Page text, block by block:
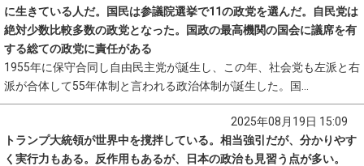
に生きている人だ。国民は参議院選挙で11の政党を選んだ。自民党は
絶対少数比較多数の政党となった。国政の最高機関の国会に議席を有
する総ての政党に責任がある
1955年に保守合同し自由民主党が誕生し、この年、社会党も左派と右
派が合体して55年体制と言われる政治体制が誕生した。国...
2025年08月19日 15:09
トランプ大統領が世界中を撹拌している。相当強引だが、分かりやす
く実行力もある。反作用もあるが、日本の政治も見習う点が多い。